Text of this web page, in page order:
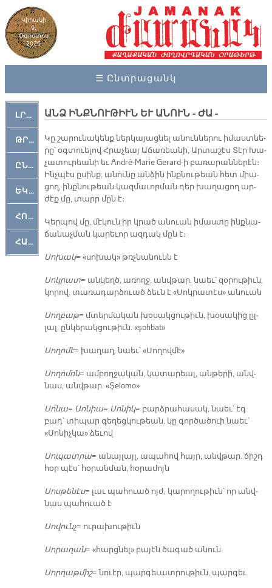
Կիրակի
9,
Օգոստոս
2026
☰ Ընտրացանկ
ԼՐԱՀՈՍ
ԹՐՔԱՀԱՅ ԿԵԱՆՔ
ԸՆԿԵՐԱՄՇԱԿՈՒԹԱՅԻՆ
ԵԿԵՂԵՑԱԿԱՆ
ՀՈԳԵՄՏԱՒՈՐ
ՀԱՐԹԱԿ
ԱՆՁ ԻՆՔՆՈՒԹԻՒՆ ԵՒ ԱՆՈՒՆ - ԺԱ -
Կը շա­րու­նա­կենք ներ­կա­յաց­նել ա­նուն­նե­րու ի­մաստ­նե­
րը՝ օգ­տուե­լով Հրա­չեայ Ա­ճա­ռեա­նի, Ար­տա­շէս Տէր Խա­
չա­տու­րեա­նի եւ André-Marie Gerard-ի բա­ռա­րան­նե­րէն։
Ինչ­պէս ը­սինք, ա­նու­նը ան­ձին ինք­նու­թեան հետ միա­
ցող, ինք­նու­թեան կազ­մա­ւոր­ման դեր խա­ղա­ցող ար­
ժէք մը, տարր մըն է։
Կեր­պով մը, մէ­կուն իր կրած ա­նուան ի­մաս­տը ինք­նա­
ճա­նաչ­ման կա­րե­ւոր ազ­դակ մըն է։
Սո­խակ= «սո­խակ» թռչնա­նունն է
Սոկ­րատ= ան­կեղծ, ա­ռողջ, անվ­թար. նաեւ՝ զօ­րու­թիւն,
կո­րով. տա­ռա­դար­ձուած ձեւն է «Սոկ­րա­տէս» ա­նուան
Սող­բաթ= մտեր­մա­կան խօ­սակ­ցու­թիւն, խօ­սա­կից ըլ­
լալ, ըն­կե­րակ­ցու­թիւն. «şohbat»
Սո­ղո­մէ= խա­ղաղ. նաեւ՝ «Սո­ղով­մէ»
Սո­ղո­մոն= ամ­բող­ջա­կան, կա­տա­րեալ, ան­թե­րի, անվ­
նաս, անվ­թար. «Şelomo»
Սո­նա= Սո­նիա= Սո­նիկ= բարձ­րա­հա­սակ, նաեւ՝ էգ
բադ՝ տի­պար գե­ղեց­կու­թեան. կը գոր­ծա­ծուի նաեւ՝
«Սո­նիչ­կա» ձե­ւով
Սո­պատ­րա= ա­նայ­լայլ, ա­պա­հով հայր, անվ­թար. ճիշդ
հօր պէս՝ հօ­րան­ման, հօ­րա­մոյն
Սոս­թե­նէս= լաւ պա­հուած ոյժ, կա­րո­ղու­թիւն՝ որ անվ­
նաս պա­հուած է
Սո­վունչ= ու­րա­խու­թիւն
Սո­րա­ղան= «հարց­նել» բա­յէն ծա­գած ա­նուն
Սոր­ղաթ­միշ= նուէր, պար­գե­ւատ­րու­թիւն, պար­գեւ